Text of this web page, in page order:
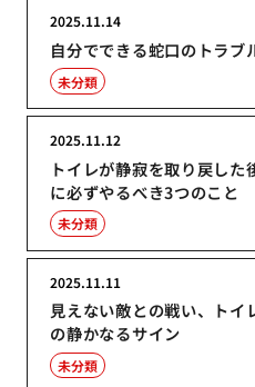
自分でできる蛇口のトラブ
2025.11.14
未分類
トイレが静寂を取り戻し
に必ずやるべき3つのこと
2025.11.12
未分類
見えない敵との戦い、トイ
の静かなるサイン
2025.11.11
未分類